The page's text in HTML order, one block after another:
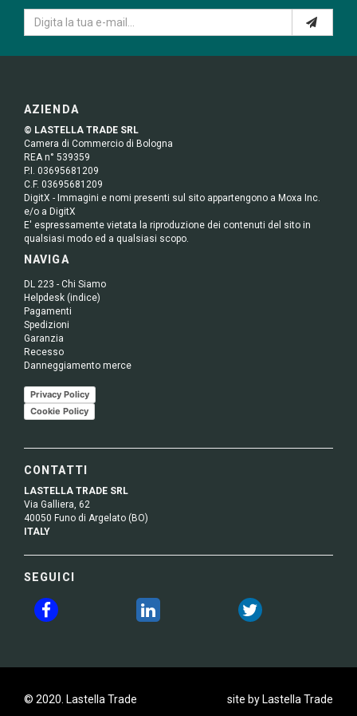
AZIENDA
© LASTELLA TRADE SRL
Camera di Commercio di Bologna
REA n° 539359
P.I. 03695681209
C.F. 03695681209
DigitX - Immagini e nomi presenti sul sito appartengono a Moxa Inc.
e/o a DigitX
E' espressamente vietata la riproduzione dei contenuti del sito in
qualsiasi modo ed a qualsiasi scopo.
NAVIGA
DL 223 - Chi Siamo
Helpdesk (indice)
Pagamenti
Spedizioni
Garanzia
Recesso
Danneggiamento merce
Privacy Policy
Cookie Policy
CONTATTI
LASTELLA TRADE SRL
Via Galliera, 62
40050 Funo di Argelato (BO)
ITALY
SEGUICI
© 2020. Lastella Trade site by Lastella Trade